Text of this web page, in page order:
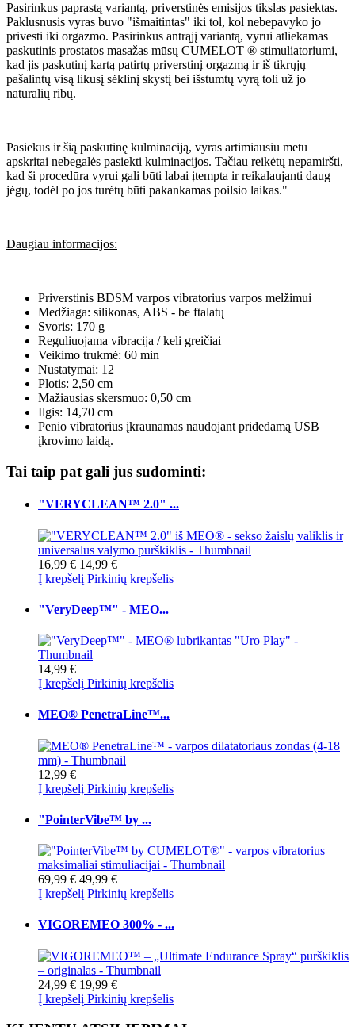
Pasirinkus paprastą variantą, priverstinės emisijos tikslas pasiektas.
Paklusnusis vyras buvo "išmaitintas" iki tol, kol nebepavyko jo
privesti iki orgazmo. Pasirinkus antrąjį variantą, vyrui atliekamas
paskutinis prostatos masažas mūsų CUMELOT ® stimuliatoriumi,
kad jis paskutinį kartą patirtų priverstinį orgazmą ir iš tikrųjų
pašalintų visą likusį sėklinį skystį bei išstumtų vyrą toli už jo
natūralių ribų.
Pasiekus ir šią paskutinę kulminaciją, vyras artimiausiu metu
apskritai nebegalės pasiekti kulminacijos. Tačiau reikėtų nepamiršti,
kad ši procedūra vyrui gali būti labai įtempta ir reikalaujanti daug
jėgų, todėl po jos turėtų būti pakankamas poilsio laikas."
Daugiau informacijos:
Priverstinis BDSM varpos vibratorius varpos melžimui
Medžiaga: silikonas, ABS - be ftalatų
Svoris: 170 g
Reguliuojama vibracija / keli greičiai
Veikimo trukmė: 60 min
Nustatymai: 12
Plotis: 2,50 cm
Mažiausias skersmuo: 0,50 cm
Ilgis: 14,70 cm
Penio vibratorius įkraunamas naudojant pridedamą USB
įkrovimo laidą.
Tai taip pat gali jus sudominti:
"VERYCLEAN™ 2.0" ...
16,99 € 14,99 €
Į krepšelį Pirkinių krepšelis
"VeryDeep™" - MEO...
14,99 €
Į krepšelį Pirkinių krepšelis
MEO® PenetraLine™...
12,99 €
Į krepšelį Pirkinių krepšelis
"PointerVibe™ by ...
69,99 € 49,99 €
Į krepšelį Pirkinių krepšelis
VIGOREMEO 300% - ...
24,99 € 19,99 €
Į krepšelį Pirkinių krepšelis